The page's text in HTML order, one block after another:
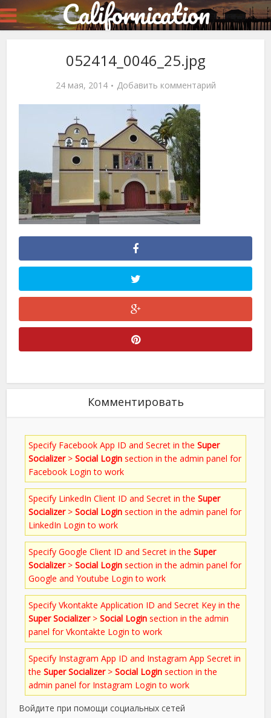
Californication
052414_0046_25.jpg
24 мая, 2014 Добавить комментарий
Комментировать
Specify Facebook App ID and Secret in theSuper
Socializer>Social Login section in the admin panel for
Facebook Login to work
Specify LinkedIn Client ID and Secret in theSuper
Socializer>Social Login section in the admin panel for
LinkedIn Login to work
Specify Google Client ID and Secret in theSuper
Socializer>Social Login section in the admin panel for
Google and Youtube Login to work
Specify Vkontakte Application ID and Secret Key in the
Super Socializer>Social Login section in the admin
panel for Vkontakte Login to work
Specify Instagram App ID and Instagram App Secret in
theSuper Socializer>Social Login section in the
admin panel for Instagram Login to work
Войдите при помощи социальных сетей